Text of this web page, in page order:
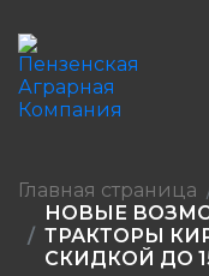
Главная страница
НОВЫЕ
ТРАКТОРЫ
СКИДКОЙ ДО